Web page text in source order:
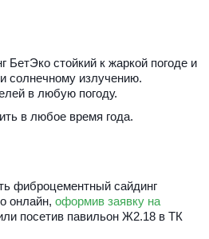
БетЭко стойкий к жаркой погоде и
солнечному излучению.
в любую погоду.
в любое время года.
фиброцементный сайдинг
онлайн, оформив заявку на
посетив павильон Ж2.18 в ТК